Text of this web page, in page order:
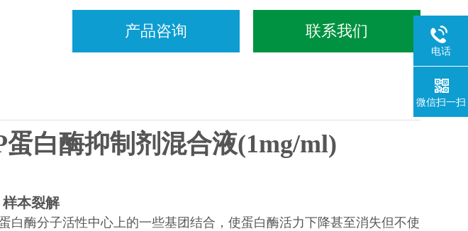
产品咨询 联系我们
白酶抑制剂混合液(1mg/ml)
本裂解
白酶分子活性中心上的一些基团结合，使蛋白酶活力下降甚至消失但不使
电话
微信扫一扫